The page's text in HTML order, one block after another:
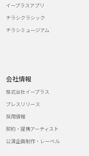
イープラスアプリ
チラシクラシック
チラシミュージアム
会社情報
株式会社イープラス
プレスリリース
採用情報
契約・提携アーティスト
公演企画制作・レーベル